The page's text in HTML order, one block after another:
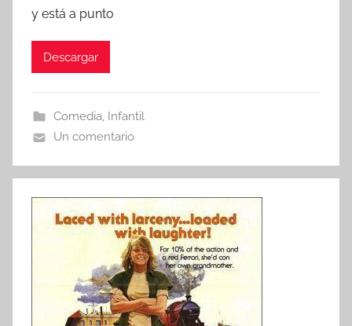
y está a punto
Descargar
Comedia, Infantil
Un comentario